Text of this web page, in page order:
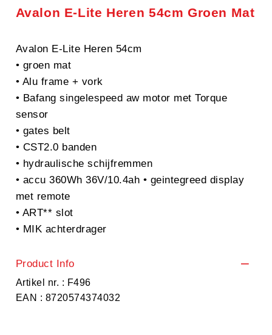
Avalon E-Lite Heren 54cm Groen Mat
Avalon E-Lite Heren 54cm
• groen mat
• Alu frame + vork
• Bafang singelespeed aw motor met Torque
sensor
• gates belt
• CST2.0 banden
• hydraulische schijfremmen
• accu 360Wh 36V/10.4ah • geintegreed display
met remote
• ART** slot
• MIK achterdrager
Product Info
Artikel nr. : F496
EAN : 8720574374032